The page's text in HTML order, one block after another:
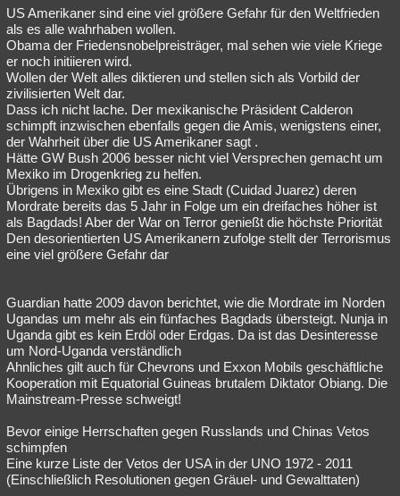
US Amerikaner sind eine viel größere Gefahr für den Weltfrieden
als es alle wahrhaben wollen.
Obama der Friedensnobelpreisträger, mal sehen wie viele Kriege
er noch initiieren wird.
Wollen der Welt alles diktieren und stellen sich als Vorbild der
zivilisierten Welt dar.
Dass ich nicht lache. Der mexikanische Präsident Calderon
schimpft inzwischen ebenfalls gegen die Amis, wenigstens einer,
der Wahrheit über die US Amerikaner sagt .
Hätte GW Bush 2006 besser nicht viel Versprechen gemacht um
Mexiko im Drogenkrieg zu helfen.
Übrigens in Mexiko gibt es eine Stadt (Cuidad Juarez) deren
Mordrate bereits das 5 Jahr in Folge um ein dreifaches höher ist
als Bagdads! Aber der War on Terror genießt die höchste Priorität
Den desorientierten US Amerikanern zufolge stellt der Terrorismus
eine viel größere Gefahr dar
Guardian hatte 2009 davon berichtet, wie die Mordrate im Norden
Ugandas um mehr als ein fünfaches Bagdads übersteigt. Nunja in
Uganda gibt es kein Erdöl oder Erdgas. Da ist das Desinteresse
um Nord-Uganda verständlich
Ahnliches gilt auch für Chevrons und Exxon Mobils geschäftliche
Kooperation mit Equatorial Guineas brutalem Diktator Obiang. Die
Mainstream-Presse schweigt!
Bevor einige Herrschaften gegen Russlands und Chinas Vetos
schimpfen
Eine kurze Liste der Vetos der USA in der UNO 1972 - 2011
(Einschließlich Resolutionen gegen Gräuel- und Gewalttaten)